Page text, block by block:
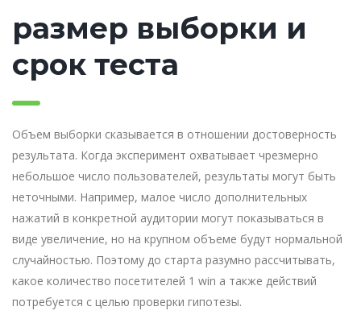
размер выборки и
срок теста
Объем выборки сказывается в отношении достоверность
результата. Когда эксперимент охватывает чрезмерно
небольшое число пользователей, результаты могут быть
неточными. Например, малое число дополнительных
нажатий в конкретной аудитории могут показываться в
виде увеличение, но на крупном объеме будут нормальной
случайностью. Поэтому до старта разумно рассчитывать,
какое количество посетителей 1 win а также действий
потребуется с целью проверки гипотезы.